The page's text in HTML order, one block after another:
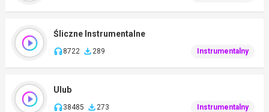
Śliczne Instrumentalne
8722 289 Instrumentalny
Ulub
38485 273 Instrumentalny